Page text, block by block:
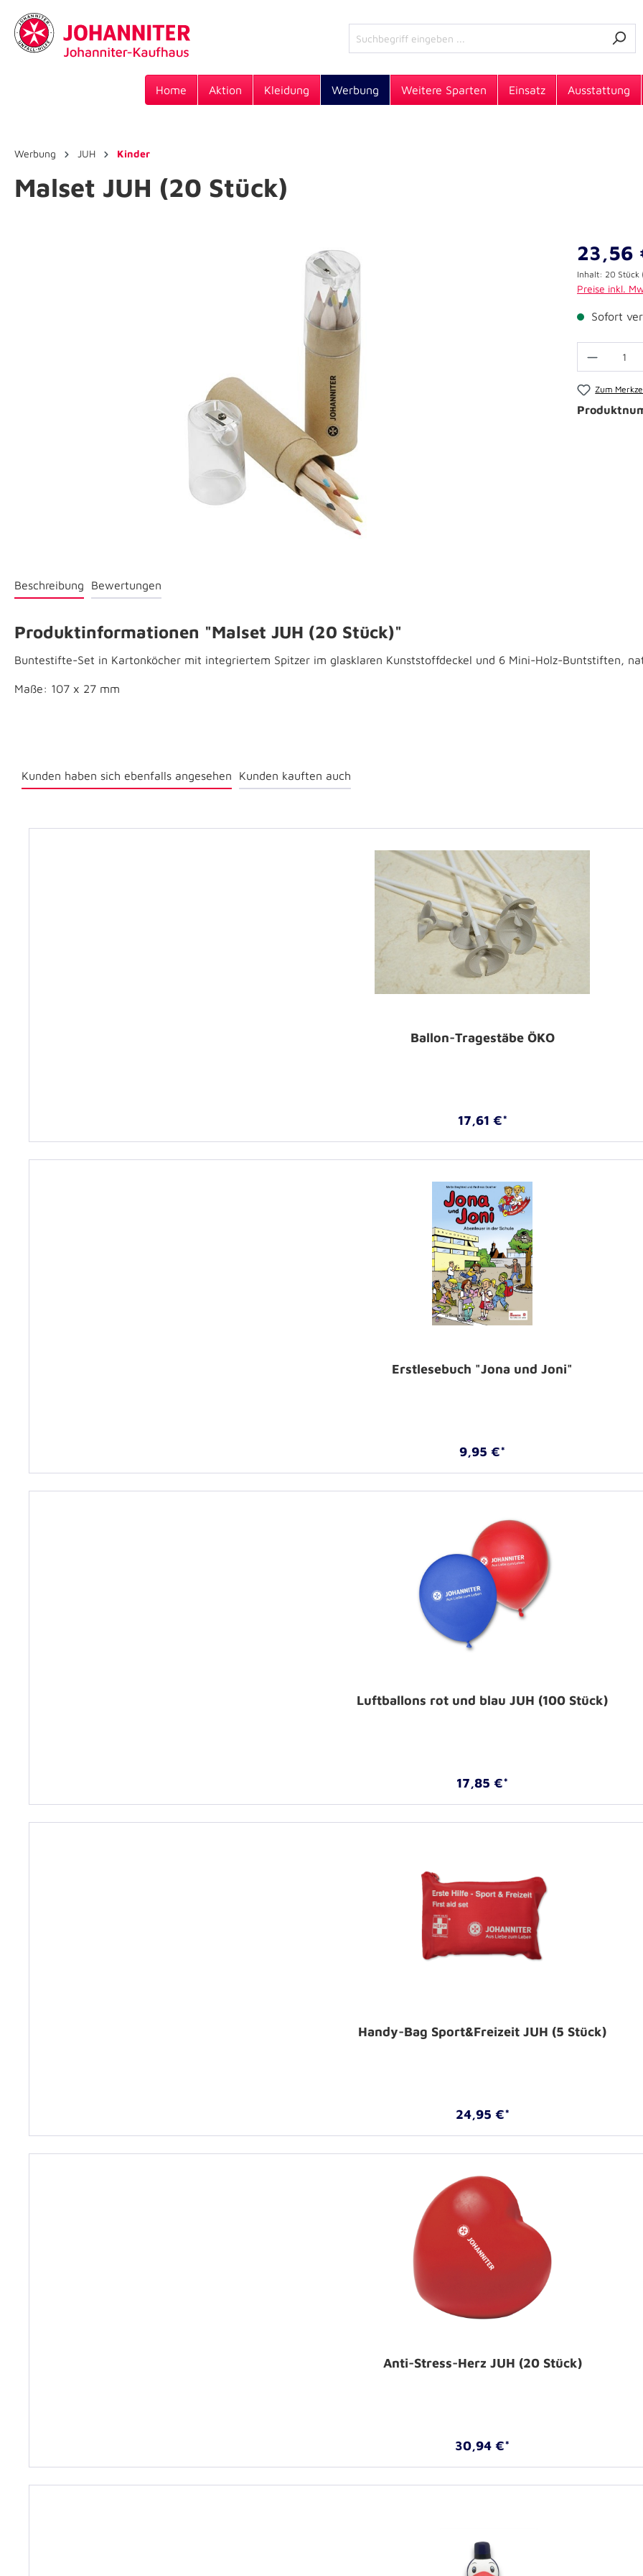
Home Aktion Kleidung Werbung Weitere Sparten Einsatz Ausstattung
Werbung JUH Kinder
Malset JUH (20 Stück)
23,56
Inhalt: 20 Stück
Preise inkl.
Sofort
Zum
Beschreibung Bewertungen
Produktinformationen "Malset JUH (20 Stück)"
Buntestifte-Set in Kartonköcher mit integriertem Spitzer im glasklaren Kunststoffdeckel und 6 Mini-Holz-Buntstiften,
Maße: 107 x 27 mm
Kunden haben sich ebenfalls angesehen Kunden kauften auch
Ballon-Tragestäbe ÖKO
17,61 €*
Erstlesebuch "Jona und Joni"
9,95 €*
Luftballons rot und blau JUH (100 Stück)
17,85 €*
Handy-Bag Sport&Freizeit JUH (5 Stück)
24,95 €*
Anti-Stress-Herz JUH (20 Stück)
30,94 €*